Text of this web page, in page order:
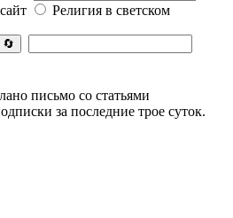
Религия в светском
🔄
письмо со статьями
за последние трое суток.